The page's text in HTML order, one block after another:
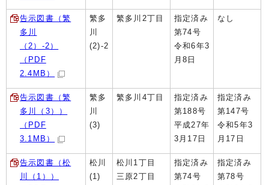
告示図書（繁
多川
（2）-2）
（PDF
2.4MB）
繁多
川
(2)-2
繁多川2丁目
指定済み
第74号
令和6年3
月8日
なし
告示図書（繁
多川（3））
（PDF
3.1MB）
繁多
川
(3)
繁多川4丁目
指定済み
第188号
平成27年
3月17日
指定済み
第147号
令和5年3
月17日
告示図書（松
川（1））
松川
(1)
松川1丁目
三原2丁目
指定済み
第74号
指定済み
第78号